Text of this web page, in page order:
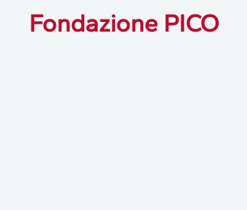
Fondazione PICO